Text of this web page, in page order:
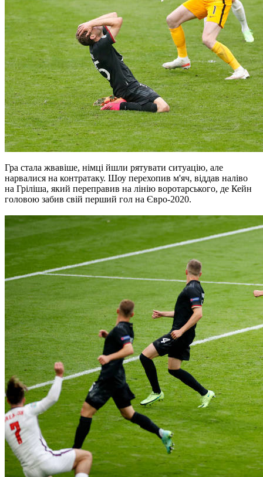
Гра стала жвавіше, німці йшли рятувати ситуацію, але
нарвалися на контратаку. Шоу перехопив м'яч, віддав наліво
на Гріліша, який переправив на лінію воротарського, де Кейн
головою забив свій перший гол на Євро-2020.